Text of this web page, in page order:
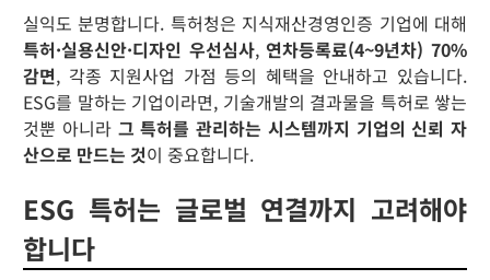
실익도 분명합니다. 특허청은 지식재산경영인증 기업에 대해
특허·실용신안·디자인 우선심사,연차등록료(4~9년차) 70%
감면, 각종 지원사업 가점 등의 혜택을 안내하고 있습니다.
ESG를 말하는 기업이라면, 기술개발의 결과물을 특허로 쌓는
것뿐 아니라 그 특허를 관리하는 시스템까지 기업의 신뢰 자
산으로 만드는 것이 중요합니다.
ESG 특허는 글로벌 연결까지 고려해야
합니다